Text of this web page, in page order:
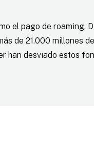
el pago de roaming.
de 21.000 millones
desviado estos